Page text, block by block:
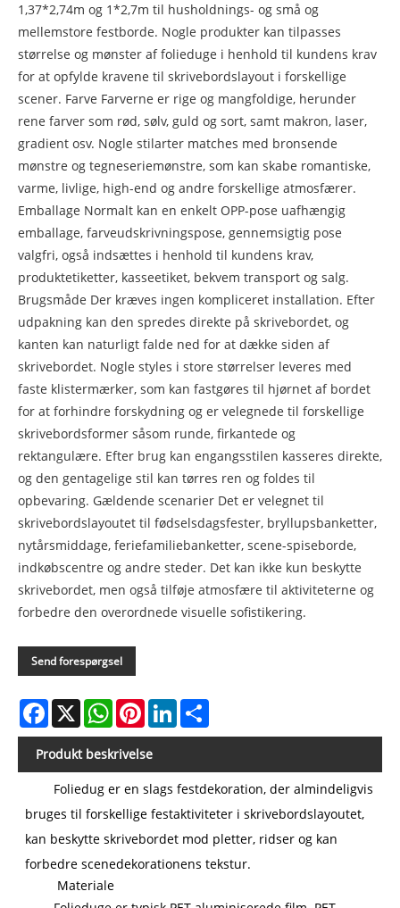
1,37*2,74m og 1*2,7m til husholdnings- og små og
mellemstore festborde. Nogle produkter kan tilpasses
størrelse og mønster af folieduge i henhold til kundens krav
for at opfylde kravene til skrivebordslayout i forskellige
scener. Farve Farverne er rige og mangfoldige, herunder
rene farver som rød, sølv, guld og sort, samt makron, laser,
gradient osv. Nogle stilarter matches med bronsende
mønstre og tegneseriemønstre, som kan skabe romantiske,
varme, livlige, high-end og andre forskellige atmosfærer.
Emballage Normalt kan en enkelt OPP-pose uafhængig
emballage, farveudskrivningspose, gennemsigtig pose
valgfri, også indsættes i henhold til kundens krav,
produktetiketter, kasseetiket, bekvem transport og salg.
Brugsmåde Der kræves ingen kompliceret installation. Efter
udpakning kan den spredes direkte på skrivebordet, og
kanten kan naturligt falde ned for at dække siden af ​​
skrivebordet. Nogle styles i store størrelser leveres med
faste klistermærker, som kan fastgøres til hjørnet af bordet
for at forhindre forskydning og er velegnede til forskellige
skrivebordsformer såsom runde, firkantede og
rektangulære. Efter brug kan engangsstilen kasseres direkte,
og den gentagelige stil kan tørres ren og foldes til
opbevaring. Gældende scenarier Det er velegnet til
skrivebordslayoutet til fødselsdagsfester, bryllupsbanketter,
nytårsmiddage, feriefamiliebanketter, scene-spiseborde,
indkøbscentre og andre steder. Det kan ikke kun beskytte
skrivebordet, men også tilføje atmosfære til aktiviteterne og
forbedre den overordnede visuelle sofistikering.
Send forespørgsel
Facebook
X WhatsAppPinterestLinkedIn
Produkt beskrivelse
Foliedug er en slags festdekoration, der almindeligvis
bruges til forskellige festaktiviteter i skrivebordslayoutet,
kan beskytte skrivebordet mod pletter, ridser og kan
forbedre scenedekorationens tekstur.
Materiale